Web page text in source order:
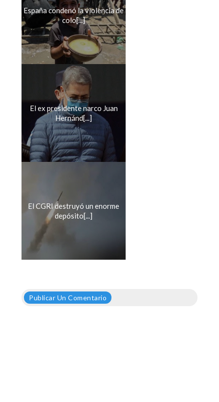
España condenó la violencia de
colo[...]
El ex presidente narco Juan
Hernánd[...]
El CGRI destruyó un enorme
depósito[...]
Publicar Un Comentario